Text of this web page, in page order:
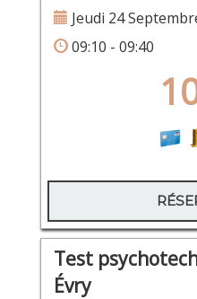
Jeudi 24
09:10 - 09:40
Test
Évry